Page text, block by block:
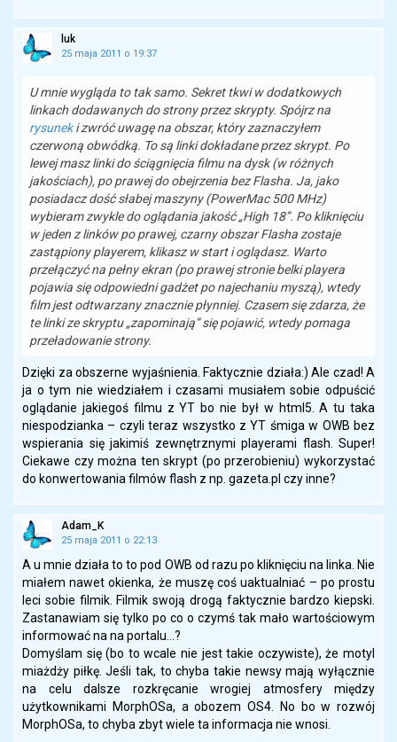
luk
25 maja 2011 o 19:37
U mnie wygląda to tak samo. Sekret tkwi w dodatkowych
linkach dodawanych do strony przez skrypty. Spójrz na
rysuneki zwróć uwagę na obszar, który zaznaczyłem
czerwoną obwódką. To są linki dokładane przez skrypt. Po
lewej masz linki do ściągnięcia filmu na dysk (w różnych
jakościach), po prawej do obejrzenia bez Flasha. Ja, jako
posiadacz dość słabej maszyny (PowerMac 500 MHz)
wybieram zwykle do oglądania jakość „High 18”. Po kliknięciu
w jeden z linków po prawej, czarny obszar Flasha zostaje
zastąpiony playerem, klikasz w start i oglądasz. Warto
przełączyć na pełny ekran (po prawej stronie belki playera
pojawia się odpowiedni gadżet po najechaniu myszą), wtedy
film jest odtwarzany znacznie płynniej. Czasem się zdarza, że
te linki ze skryptu „zapominają” się pojawić, wtedy pomaga
przeładowanie strony.
Dzięki za obszerne wyjaśnienia. Faktycznie działa:) Ale czad! A
ja o tym nie wiedziałem i czasami musiałem sobie odpuścić
oglądanie jakiegoś filmu z YT bo nie był w html5. A tu taka
niespodzianka – czyli teraz wszystko z YT śmiga w OWB bez
wspierania się jakimiś zewnętrznymi playerami flash. Super!
Ciekawe czy można ten skrypt (po przerobieniu) wykorzystać
do konwertowania filmów flash z np. gazeta.pl czy inne?
Adam_K
25 maja 2011 o 22:13
A u mnie działa to to pod OWB od razu po kliknięciu na linka. Nie
miałem nawet okienka, że muszę coś uaktualniać – po prostu
leci sobie filmik. Filmik swoją drogą faktycznie bardzo kiepski.
Zastanawiam się tylko po co o czymś tak mało wartościowym
informować na na portalu…?
Domyślam się (bo to wcale nie jest takie oczywiste), że motyl
miażdży piłkę. Jeśli tak, to chyba takie newsy mają wyłącznie
na celu dalsze rozkręcanie wrogiej atmosfery między
użytkownikami MorphOSa, a obozem OS4. No bo w rozwój
MorphOSa, to chyba zbyt wiele ta informacja nie wnosi.